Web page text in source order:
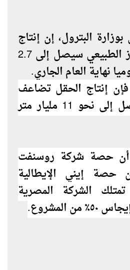
البترول، إن إنتاج
حقل ظهر من الغاز الطبيعي سيصل إلى 2.7
نهاية العام الجاري.
إنتاج الحقل تضاعف
خلال 6 شهور ليصل إلى نحو 11 مليار متر
حصة شركة روسنفت
30٪ من حصة إيني الإيطالية
تمتلك الشركة المصرية
المشروع.